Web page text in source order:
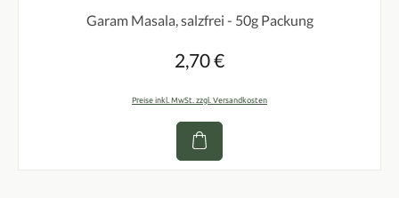
Garam Masala, salzfrei - 50g Packung
Regulärer Preis:
2,70 €
Preise inkl. MwSt. zzgl. Versandkosten